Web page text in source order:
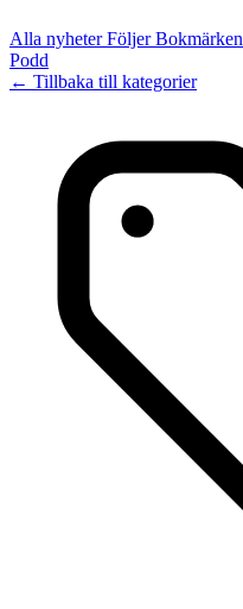
Alla nyheterFöljerBokmärken
Podd
← Tillbaka till kategorier